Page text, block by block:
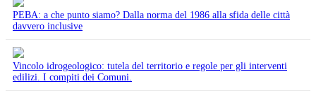
PEBA: a che punto siamo? Dalla norma del 1986 alla sfida delle città
davvero inclusive
Vincolo idrogeologico: tutela del territorio e regole per gli interventi
edilizi. I compiti dei Comuni.